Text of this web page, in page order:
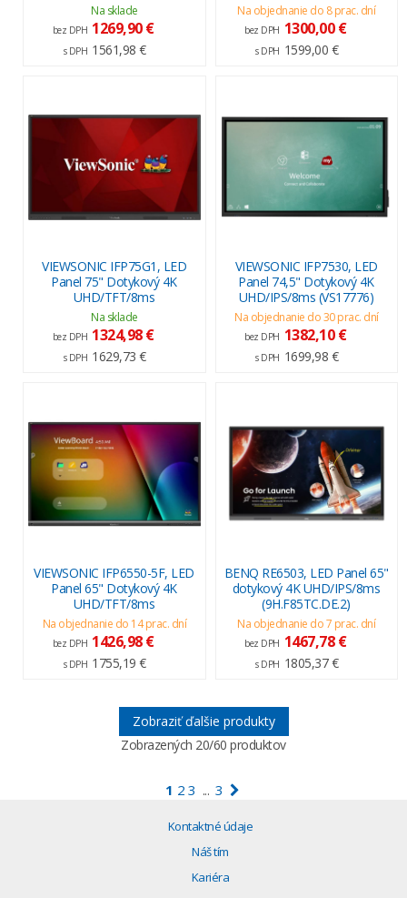
Na sklade
bez DPH 1269,90 €
s DPH 1561,98 €
Na objednanie do 8 prac. dní
bez DPH 1300,00 €
s DPH 1599,00 €
VIEWSONIC IFP75G1, LED
Panel 75" Dotykový 4K
UHD/TFT/8ms
Na sklade
bez DPH 1324,98 €
s DPH 1629,73 €
VIEWSONIC IFP7530, LED
Panel 74,5" Dotykový 4K
UHD/IPS/8ms (VS17776)
Na objednanie do 30 prac. dní
bez DPH 1382,10 €
s DPH 1699,98 €
VIEWSONIC IFP6550-5F, LED
Panel 65" Dotykový 4K
UHD/TFT/8ms
Na objednanie do 14 prac. dní
bez DPH 1426,98 €
s DPH 1755,19 €
BENQ RE6503, LED Panel 65"
dotykový 4K UHD/IPS/8ms
(9H.F85TC.DE.2)
Na objednanie do 7 prac. dní
bez DPH 1467,78 €
s DPH 1805,37 €
Zobraziť ďalšie produkty
Zobrazených 20/60 produktov
1 2 3 ... 3
Kontaktné údaje
Náš tím
Kariéra